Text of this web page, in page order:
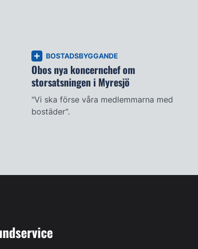
BOSTADSBYGGANDE
Obos nya koncernchef om
storsatsningen i Myresjö
"Vi ska förse våra medlemmarna med
bostäder".